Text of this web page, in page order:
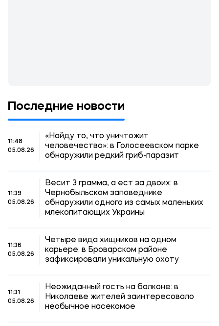
Последние новости
11:48
05.08.26
«Найду то, что уничтожит
человечество»: в Голосеевском парке
обнаружили редкий гриб-паразит
11:39
05.08.26
Весит 3 грамма, а ест за двоих: в
Чернобыльском заповеднике
обнаружили одного из самых маленьких
млекопитающих Украины
11:36
05.08.26
Четыре вида хищников на одном
карьере: в Броварском районе
зафиксировали уникальную охоту
11:31
05.08.26
Неожиданный гость на балконе: в
Николаеве жителей заинтересовало
необычное насекомое